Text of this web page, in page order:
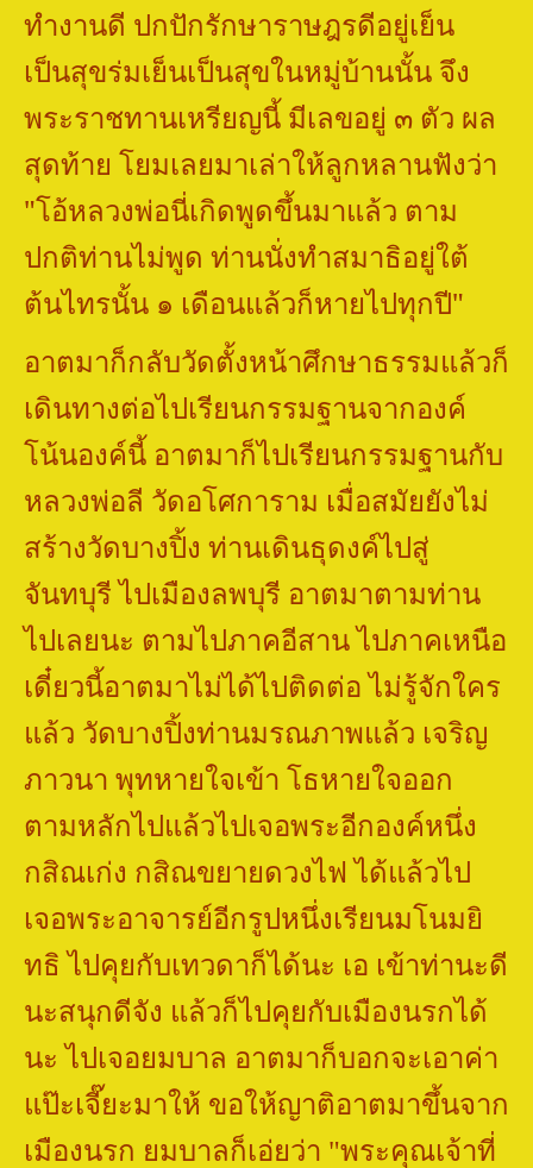
ทำงานดี ปกปักรักษาราษฎรดีอยู่เย็น
เป็นสุขร่มเย็นเป็นสุขในหมู่บ้านนั้น จึง
พระราชทานเหรียญนี้ มีเลขอยู่ ๓ ตัว ผล
สุดท้าย โยมเลยมาเล่าให้ลูกหลานฟังว่า
"โอ้หลวงพ่อนี่เกิดพูดขึ้นมาแล้ว ตาม
ปกติท่านไม่พูด ท่านนั่งทำสมาธิอยู่ใต้
ต้นไทรนั้น ๑ เดือนแล้วก็หายไปทุกปี"
อาตมาก็กลับวัดตั้งหน้าศึกษาธรรมแล้วก็
เดินทางต่อไปเรียนกรรมฐานจากองค์
โน้นองค์นี้ อาตมาก็ไปเรียนกรรมฐานกับ
หลวงพ่อลี วัดอโศการาม เมื่อสมัยยังไม่
สร้างวัดบางปิ้ง ท่านเดินธุดงค์ไปสู่
จันทบุรี ไปเมืองลพบุรี อาตมาตามท่าน
ไปเลยนะ ตามไปภาคอีสาน ไปภาคเหนือ
เดี๋ยวนี้อาตมาไม่ได้ไปติดต่อ ไม่รู้จักใคร
แล้ว วัดบางปิ้งท่านมรณภาพแล้ว เจริญ
ภาวนา พุทหายใจเข้า โธหายใจออก
ตามหลักไปแล้วไปเจอพระอีกองค์หนึ่ง
กสิณเก่ง กสิณขยายดวงไฟ ได้แล้วไป
เจอพระอาจารย์อีกรูปหนึ่งเรียนมโนมยิ
ทธิ ไปคุยกับเทวดาก็ได้นะ เอ เข้าท่านะดี
นะสนุกดีจัง แล้วก็ไปคุยกับเมืองนรกได้
นะ ไปเจอยมบาล อาตมาก็บอกจะเอาค่า
แป๊ะเจี๊ยะมาให้ ขอให้ญาติอาตมาขึ้นจาก
เมืองนรก ยมบาลก็เอ่ยว่า "พระคุณเจ้าที่